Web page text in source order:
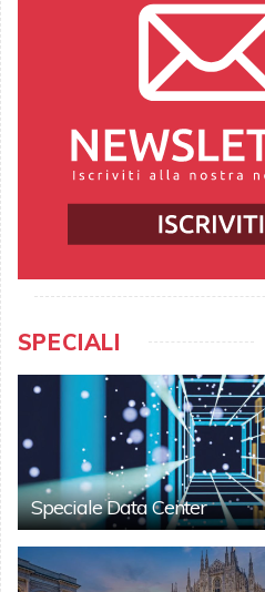
SPECIALI
Speciale Data Center